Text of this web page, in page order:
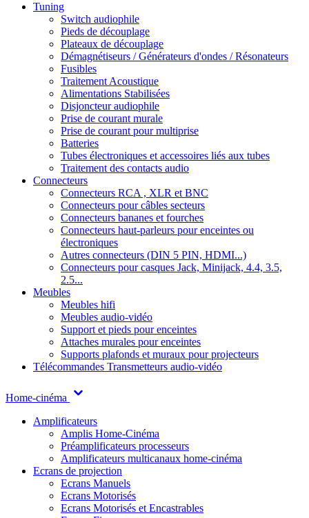
Tuning
Switch audiophile
Pieds de découplage
Plateaux de découplage
Démagnétiseurs / Générateurs d'ondes / Résonateurs
Fusibles
Traitement Acoustique
Alimentations Stabilisées
Disjoncteur audiophile
Prise de courant murale
Prise de courant pour multiprise
Batteries
Tubes électroniques et accessoires liés aux tubes
Traitement des contacts audio
Connecteurs
Connecteurs RCA , XLR et BNC
Connecteurs pour câbles secteurs
Connecteurs bananes et fourches
Connecteurs haut-parleurs pour enceintes ou
électroniques
Autres connecteurs (DIN 5 PIN, HDMI...)
Connecteurs pour casques Jack, Minijack, 4.4, 3.5,
2.5...
Meubles
Meubles hifi
Meubles audio-vidéo
Support et pieds pour enceintes
Attaches murales pour enceintes
Supports plafonds et muraux pour projecteurs
Télécommandes Transmetteurs audio-vidéo
Home-cinéma
Amplificateurs
Amplis Home-Cinéma
Préamplificateurs processeurs
Amplificateurs multicanaux home-cinéma
Ecrans de projection
Ecrans Manuels
Ecrans Motorisés
Ecrans Motorisés et Encastrables